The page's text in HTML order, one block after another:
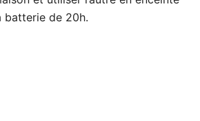
batterie de 20h.